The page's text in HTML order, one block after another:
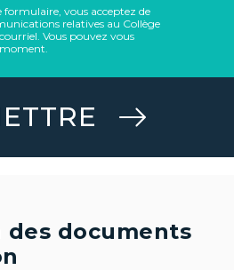
vous acceptez de
relatives au Collège
Vous pouvez vous
documents